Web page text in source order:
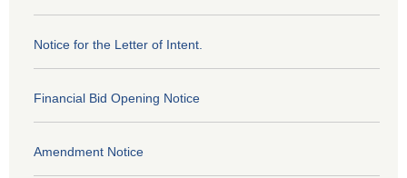
Notice for the Letter of Intent.
Financial Bid Opening Notice
Amendment Notice